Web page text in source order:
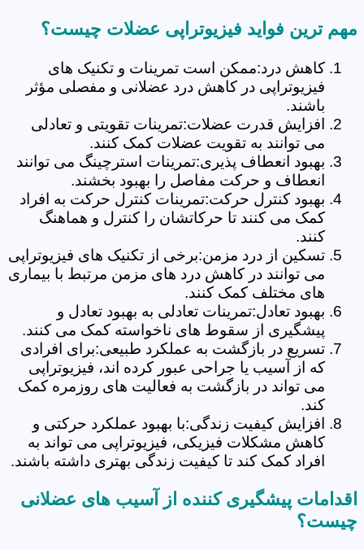
مهم ترین فواید فیزیوتراپی عضلات چیست؟
کاهش درد:ممکن است تمرینات و تکنیک های
فیزیوتراپی در کاهش درد عضلانی و مفصلی مؤثر
باشند.
افزایش قدرت عضلات:تمرینات تقویتی و تعادلی
می توانند به تقویت عضلات کمک کنند.
بهبود انعطاف پذیری:تمرینات استرچینگ می توانند
انعطاف و حرکت مفاصل را بهبود بخشند.
بهبود کنترل حرکت:تمرینات کنترل حرکت به افراد
کمک می کنند تا حرکاتشان را کنترل و هماهنگ
کنند.
تسکین از درد مزمن:برخی از تکنیک های فیزیوتراپی
می توانند در کاهش درد های مزمن مرتبط با بیماری
های مختلف کمک کنند.
بهبود تعادل:تمرینات تعادلی به بهبود تعادل و
پیشگیری از سقوط های ناخواسته کمک می کنند.
تسریع در بازگشت به عملکرد طبیعی:برای افرادی
که از آسیب یا جراحی عبور کرده اند، فیزیوتراپی
می تواند در بازگشت به فعالیت های روزمره کمک
کند.
افزایش کیفیت زندگی:با بهبود عملکرد حرکتی و
کاهش مشکلات فیزیکی، فیزیوتراپی می تواند به
افراد کمک کند تا کیفیت زندگی بهتری داشته باشند.
اقدامات پیشگیری کننده از آسیب های عضلانی
چیست؟